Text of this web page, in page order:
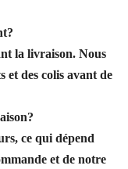
la livraison. Nous
et des colis avant de
ce qui dépend
et de notre